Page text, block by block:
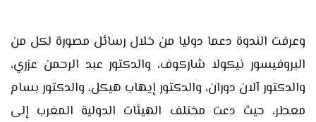
وعرفت الندوة دعما دوليا من خلال رسائل مصورة لكل من
البروفيسور نيكولا شاركوف، والدكتور عبد الرحمن عزري،
والدكتور آلان دوران، والدكتور إيهاب هيكل، والدكتور بسام
معطر، حيث دعت مختلف الهيئات الدولية المغرب إلى